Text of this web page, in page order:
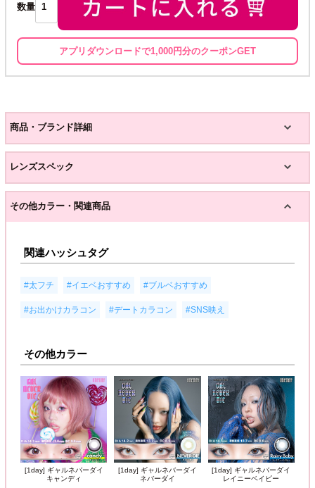
数量
アプリダウンロードで1,000円分のクーポンGET
商品・ブランド詳細
レンズスペック
その他カラー・関連商品
関連ハッシュタグ
#太フチ #イエベおすすめ #ブルベおすすめ
#お出かけカラコン #デートカラコン #SNS映え
その他カラー
[1day] ギャルネバーダイ
キャンディ
[1day] ギャルネバーダイ
ネバーダイ
[1day] ギャルネバーダイ
レイニーベイビー